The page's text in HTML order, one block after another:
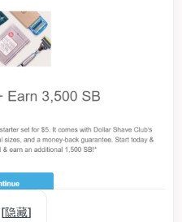
[隐藏]